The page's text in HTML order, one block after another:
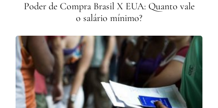
Poder de Compra Brasil X EUA: Quanto vale
o salário mínimo?